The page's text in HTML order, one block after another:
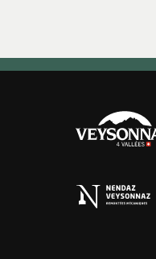
Tourisme